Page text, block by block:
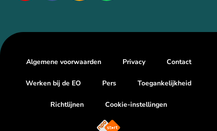
Algemene voorwaarden Privacy Contact
Werken bij de EO Pers Toegankelijkheid
Richtlijnen Cookie-instellingen